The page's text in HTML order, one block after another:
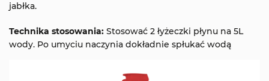
jabłka.
Technika stosowania: Stosować 2 łyżeczki płynu na 5L
wody. Po umyciu naczynia dokładnie spłukać wodą